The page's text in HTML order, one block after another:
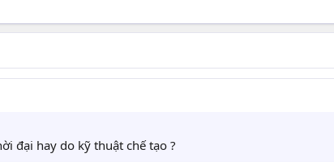
đại hay do kỹ thuật chế tạo ?